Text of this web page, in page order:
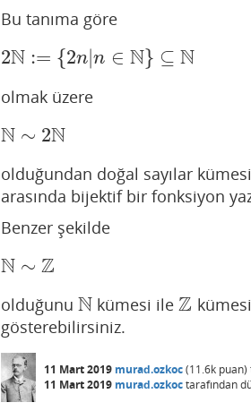
Bu tanıma göre
2N := {2n |n ∈ N} ⊆ N
2N := {2n |n ∈N}⊆ N
olmak üzere
N ∼ 2N
N∼ 2N
olduğundan doğal sayılar
arasında bijektif bir fonksiyon
Benzer şekilde
N ∼ Z
N∼ Z
olduğunu N
N kümesi ileZ
Z
gösterebilirsiniz.
11 Mart 2019 murad.ozkoc(11.6k puan)
11 Mart 2019 murad.ozkoctarafından